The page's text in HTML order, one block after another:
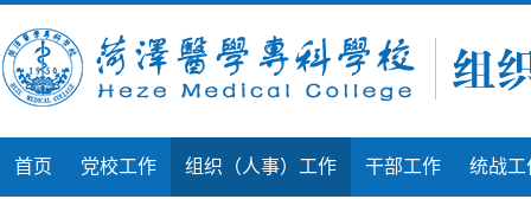
首页 党校工作 组织（人事）工作 干部工作 统战工